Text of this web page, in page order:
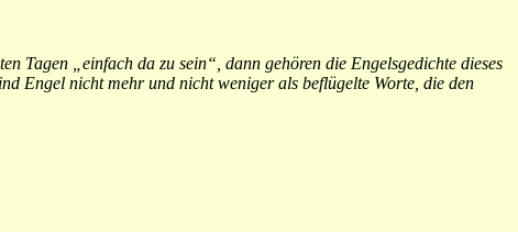
Tagen „einfach da zu sein“, dann gehören die Engelsgedichte dieses
Engel nicht mehr und nicht weniger als beflügelte Worte, die den